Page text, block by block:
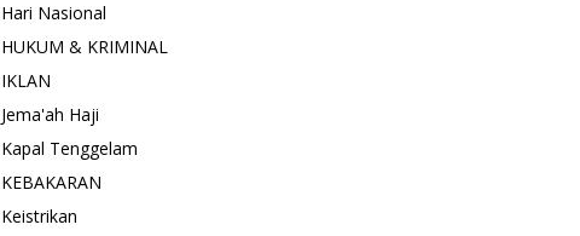
Hari Nasional
HUKUM & KRIMINAL
IKLAN
Jema'ah Haji
Kapal Tenggelam
KEBAKARAN
Keistrikan